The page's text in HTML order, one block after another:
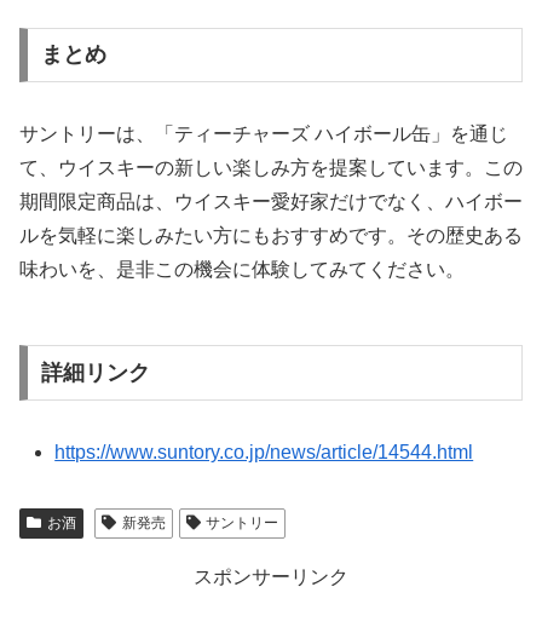
まとめ
サントリーは、「ティーチャーズ ハイボール缶」を通じ
て、ウイスキーの新しい楽しみ方を提案しています。この
期間限定商品は、ウイスキー愛好家だけでなく、ハイボー
ルを気軽に楽しみたい方にもおすすめです。その歴史ある
味わいを、是非この機会に体験してみてください。
詳細リンク
https://www.suntory.co.jp/news/article/14544.html
お酒 新発売 サントリー
スポンサーリンク